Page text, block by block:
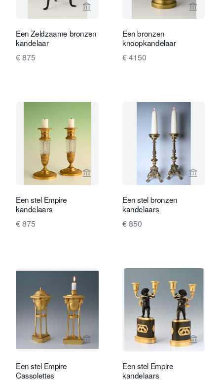
Bekijk verkoperspagina van Limburg
Een Zeldzaame bronzen
kandelaar
€ 875
Bekijk
Een bronzen
knoopkandelaar
€ 4150
Bekijk verkoperspagina van Limburg
Een stel Empire
kandelaars
€ 875
Bekijk
Een stel bronzen
kandelaars
€ 850
Bekijk verkoperspagina van Limburg
Een stel Empire
Cassolettes
Bekijk
Een stel Empire
kandelaars